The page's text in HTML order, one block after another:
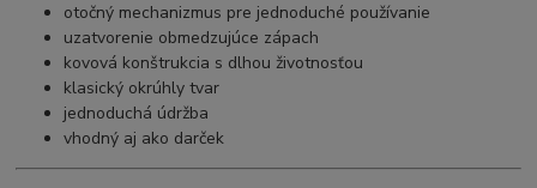
otočný mechanizmus pre jednoduché používanie
uzatvorenie obmedzujúce zápach
kovová konštrukcia s dlhou životnosťou
klasický okrúhly tvar
jednoduchá údržba
vhodný aj ako darček